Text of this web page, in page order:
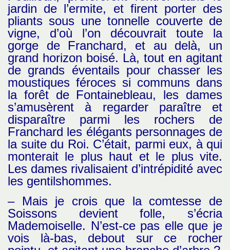
jardin de l’ermite, et firent porter des
pliants sous une tonnelle couverte de
vigne, d’où l’on découvrait toute la
gorge de Franchard, et au delà, un
grand horizon boisé. Là, tout en agitant
de grands éventails pour chasser les
moustiques féroces si communs dans
la forêt de Fontainebleau, les dames
s’amusèrent à regarder paraître et
disparaître parmi les rochers de
Franchard les élégants personnages de
la suite du Roi. C’était, parmi eux, à qui
monterait le plus haut et le plus vite.
Les dames rivalisaient d’intrépidité avec
les gentilshommes.
– Mais je crois que la comtesse de
Soissons devient folle, s’écria
Mademoiselle. N’est-ce pas elle que je
vois là-bas, debout sur ce rocher